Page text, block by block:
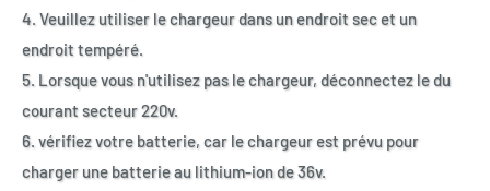
4. Veuillez utiliser le chargeur dans un endroit sec et un
endroit tempéré.
5. Lorsque vous n'utilisez pas le chargeur, déconnectez le du
courant secteur 220v.
6. vérifiez votre batterie, car le chargeur est prévu pour
charger une batterie au lithium-ion de 36v.